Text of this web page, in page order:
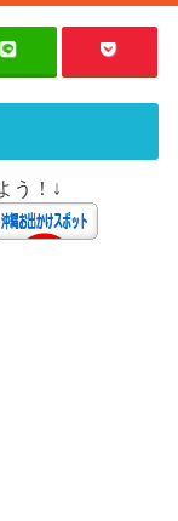
う！↓